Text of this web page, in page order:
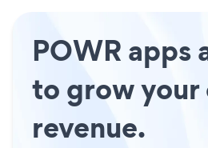
POWR apps
to grow your
revenue.